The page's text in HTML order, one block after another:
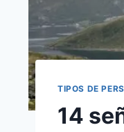
TIPOS DE
14